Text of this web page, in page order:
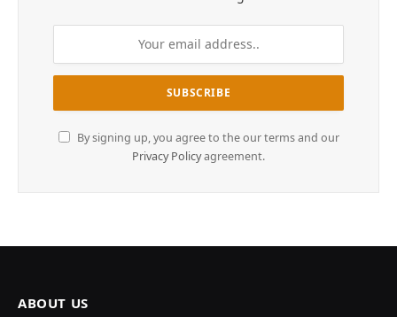
By signing up, you agree to the our terms and our
Privacy Policyagreement.
ABOUT US